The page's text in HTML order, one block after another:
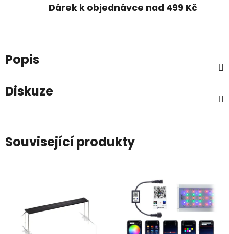
Dárek k objednávce nad 499 Kč
Popis
Diskuze
Související produkty